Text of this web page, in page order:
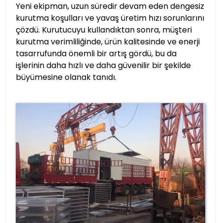
Yeni ekipman, uzun süredir devam eden dengesiz
kurutma koşulları ve yavaş üretim hızı sorunlarını
çözdü. Kurutucuyu kullandıktan sonra, müşteri
kurutma verimliliğinde, ürün kalitesinde ve enerji
tasarrufunda önemli bir artış gördü, bu da
işlerinin daha hızlı ve daha güvenilir bir şekilde
büyümesine olanak tanıdı.